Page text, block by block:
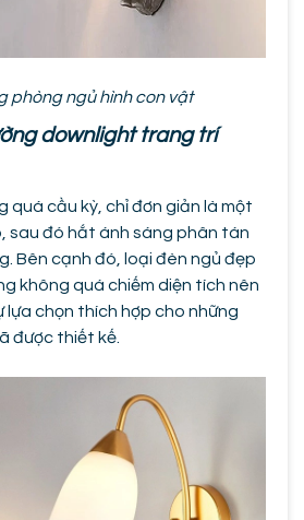
phòng ngủ hình con vật
downlight trang trí
quá cầu kỳ, chỉ đơn giản là một
sau đó hắt ánh sáng phân tán
Bên cạnh đó, loại đèn ngủ đẹp
không quá chiếm diện tích nên
lựa chọn thích hợp cho những
được thiết kế.